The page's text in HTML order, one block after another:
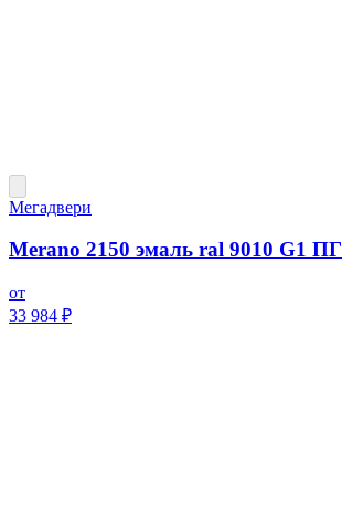
Мегадвери
Merano 2150 эмаль ral 9010 G1 ПГ
от
33 984 ₽